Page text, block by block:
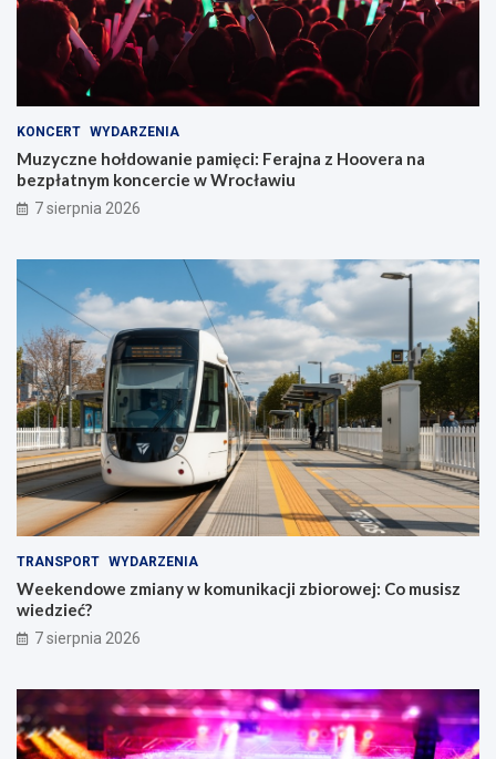
KONCERT WYDARZENIA
Muzyczne hołdowanie pamięci: Ferajna z Hoovera na
bezpłatnym koncercie w Wrocławiu
7 sierpnia 2026
TRANSPORT WYDARZENIA
Weekendowe zmiany w komunikacji zbiorowej: Co musisz
wiedzieć?
7 sierpnia 2026